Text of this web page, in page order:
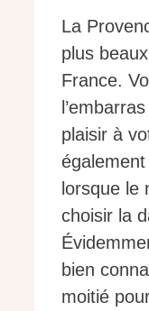
La
plus
France.
plaisir à
lorsque le
choisir la
bien
moitié